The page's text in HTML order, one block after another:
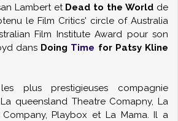
Lambert et Dead to the World de
le Film Critics' circle of Australia
Film Institute Award pour son
dans Doing Time for Patsy Kline
plus prestigieuses compagnie
queensland Theatre Comapny, La
Playbox et La Mama. Il a